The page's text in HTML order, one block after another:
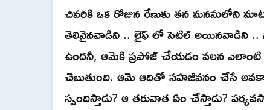
చివరికి ఒక రోజున రేణుకు తన మనసులోని
తెలివైనవాడిని .. లైఫ్ లో సెటిల్ అయినవాడిని ..
ఉందనీ, ఆమెకి ప్రపోజ్ చేయడం వలన ఎలాంటి
చెబుతుంది. ఆమె ఆదితో సహజీవనం చేసే
స్పందిస్తాడు? ఆ తరువాత ఏం చేస్తాడు?